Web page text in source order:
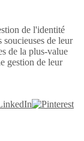
de l'identité
soucieuses de leur
de la plus-value
gestion de leur